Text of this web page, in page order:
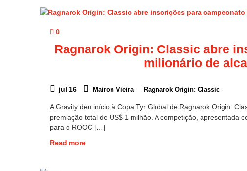
0
Ragnarok Origin: Classic abre
milionário de
jul 16 Mairon Vieira Ragnarok Origin: Classic
A Gravity deu início à Copa Tyr Global de Ragnarok Origin:
premiação total de US$ 1 milhão. A competição, apresentada
para o ROOC […]
Read more